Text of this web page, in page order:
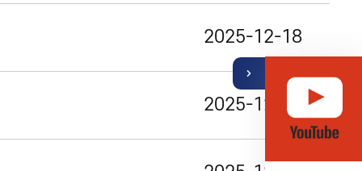
2025-12-18
2025-12-09
메
뉴
열